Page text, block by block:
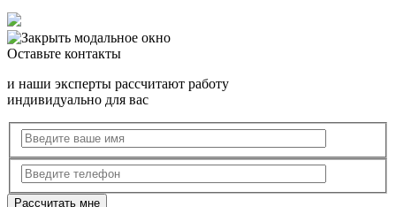
Оставьте контакты
и наши эксперты рассчитают работу
индивидуально для вас